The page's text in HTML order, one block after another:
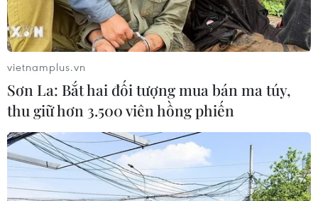
VNG công bố kết quả kinh doanh 2023 khả
quan nhờ các mảng sản phẩm cốt lõi
13/05/2024 06:57
Doanh thu thuần của VNG trong năm 2023 đạt 7.593 tỷ
đồng, lợi nhuận gộp từ bán hàng và dịch vụ đạt 2.288
tỷ đồng trong khi lỗ từ hoạt động kinh doanh là 2.086 tỷ
đồng.
vietnamplus.vn
Sơn La: Bắt hai đối tượng mua bán ma túy,
thu giữ hơn 3.500 viên hồng phiến